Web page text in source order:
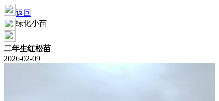
返回
绿化小苗
二年生红松苗
2026-02-09